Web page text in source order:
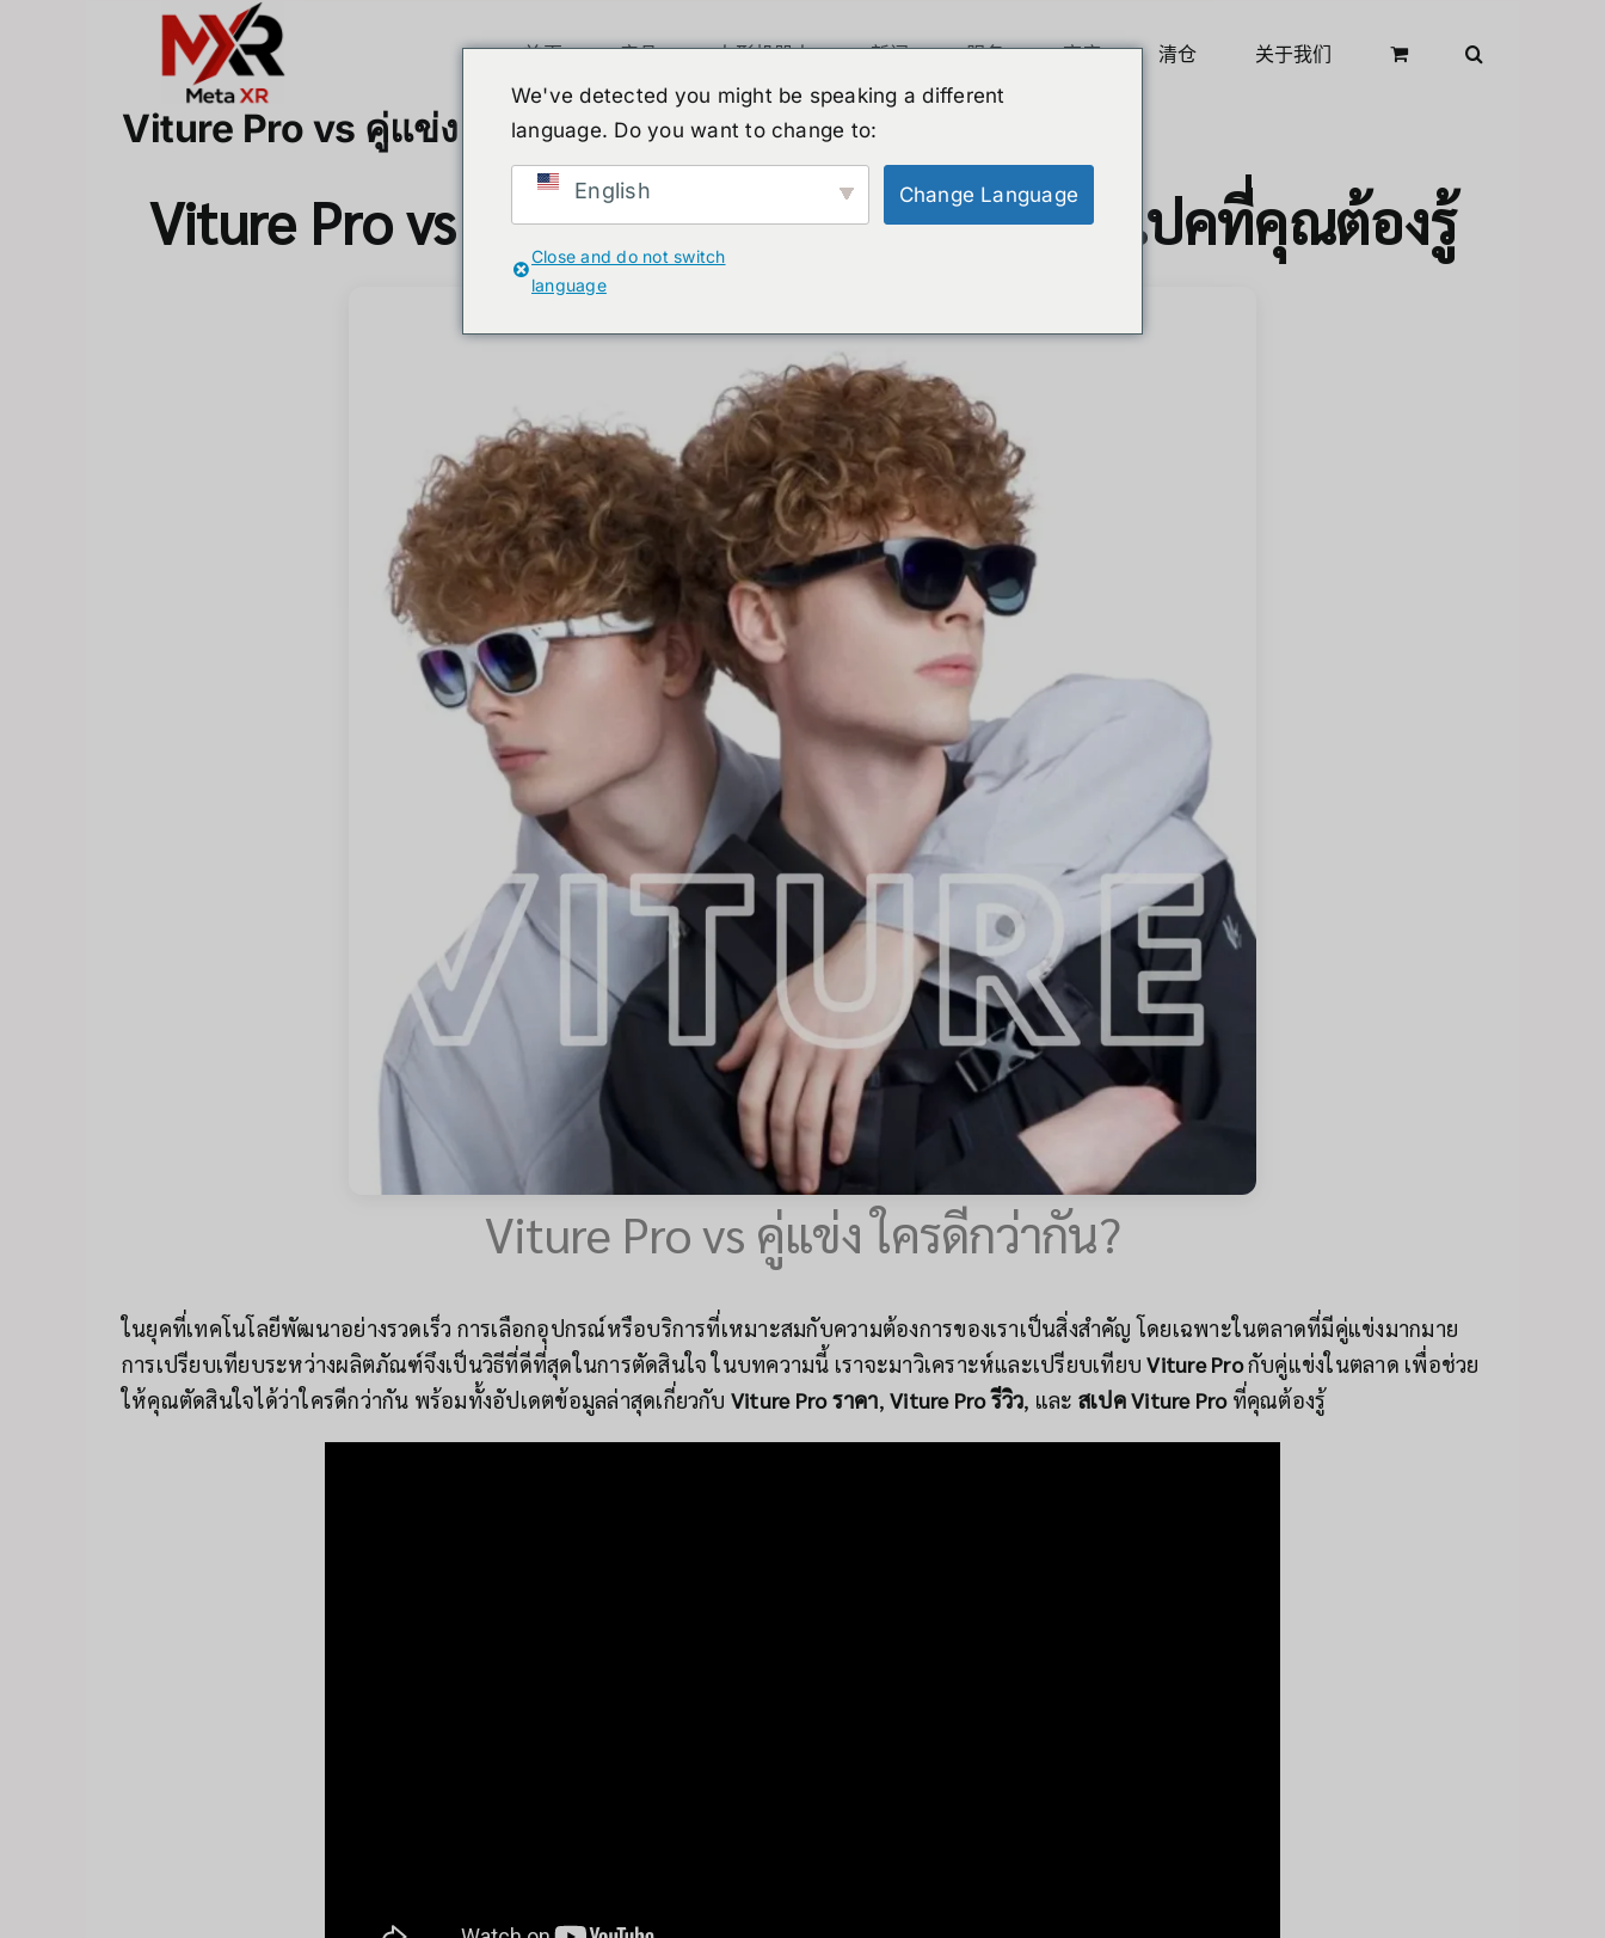
首页 产品 人形机器人 新闻 服务 商店 清仓 关于我们
Viture Pro vs คู่แข่ง ใครดีกว่ากัน?
Viture Pro vs คู่แข่ง ใครดีกว่ากัน? รีวิวและสเปคที่คุณต้องรู้
Viture Pro vs คู่แข่ง ใครดีกว่ากัน?
ในยุคที่เทคโนโลยีพัฒนาอย่างรวดเร็ว การเลือกอุปกรณ์หรือบริการที่เหมาะสมกับความต้องการของเราเป็นสิ่งสำคัญ โดยเฉพาะในตลาดที่มีคู่แข่งมากมาย
การเปรียบเทียบระหว่างผลิตภัณฑ์จึงเป็นวิธีที่ดีที่สุดในการตัดสินใจ ในบทความนี้ เราจะมาวิเคราะห์และเปรียบเทียบViture Proกับคู่แข่งในตลาด เพื่อช่วย
ให้คุณตัดสินใจได้ว่าใครดีกว่ากัน พร้อมทั้งอัปเดตข้อมูลล่าสุดเกี่ยวกับ Viture Pro ราคา,Viture Pro รีวิว, และ สเปค Viture Proที่คุณต้องรู้
We've detected you might be speaking a different
language. Do you want to change to:
English Change Language
Close and do not switch
language